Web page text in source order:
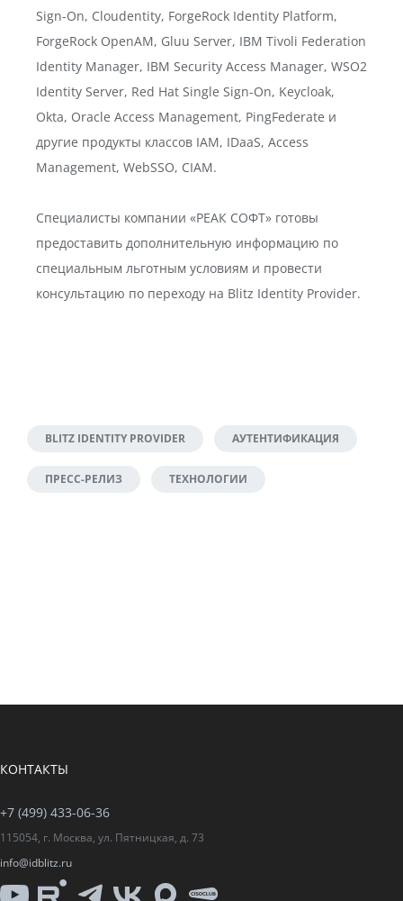
Sign-On, Cloudentity, ForgeRock Identity Platform,
ForgeRock OpenAM, Gluu Server, IBM Tivoli Federation
Identity Manager, IBM Security Access Manager, WSO2
Identity Server, Red Hat Single Sign-On, Keycloak,
Okta, Oracle Access Management, PingFederate и
другие продукты классов IAM, IDaaS, Access
Management, WebSSO, CIAM.
Специалисты компании «РЕАК СОФТ» готовы
предоставить дополнительную информацию по
специальным льготным условиям и провести
консультацию по переходу на Blitz Identity Provider.
BLITZ IDENTITY PROVIDER АУТЕНТИФИКАЦИЯ
ПРЕСС-РЕЛИЗ ТЕХНОЛОГИИ
КОНТАКТЫ
+7 (499) 433-06-36
115054, г. Москва, ул. Пятницкая, д. 73
info@idblitz.ru
YouTubeRutubeTelegram
VK Max
CISO